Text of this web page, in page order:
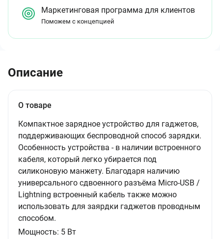
Маркетинговая программа для клиентов
Поможем с концепцией
Описание
О товаре
Компактное зарядное устройство для гаджетов,
поддерживающих беспроводной способ зарядки.
Особенность устройства - в наличии встроенного
кабеля, который легко убирается под
силиконовую манжету. Благодаря наличию
универсального сдвоенного разъёма Micro-USB /
Lightning встроенный кабель также можно
использовать для заярдки гаджетов проводным
способом.
Мощность: 5 Вт